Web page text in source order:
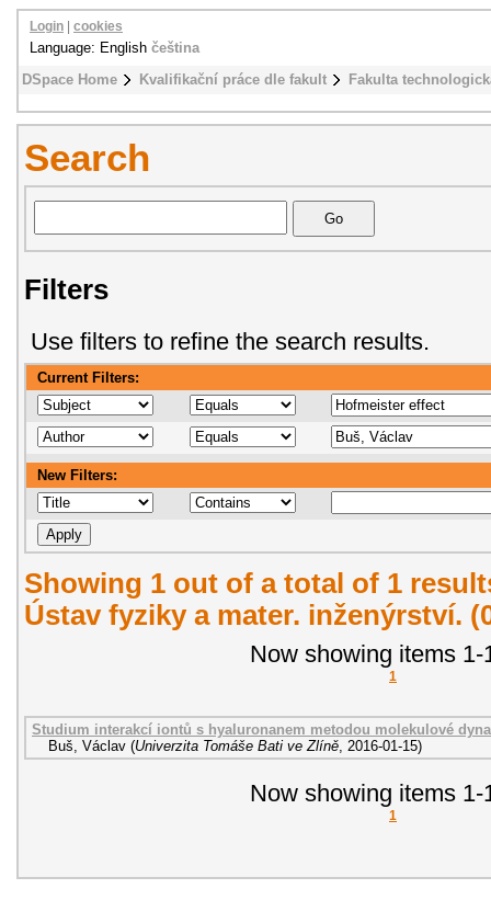
DSpace Home Kvalifikační práce dle fakult Fakulta
Login cookies
Language: English čeština
Search
Filters
Use filters to refine the search results.
Current Filters:
New Filters:
Showing 1 out of a total of 1
Ústav fyziky a mater. inženýrství.
Now showing items 1-
1
Studium interakcí iontů s hyaluronanem metodou molekulové
Buš, Václav (Univerzita Tomáše Bati ve Zlíně 2016-01-15)
Now showing items 1-
1